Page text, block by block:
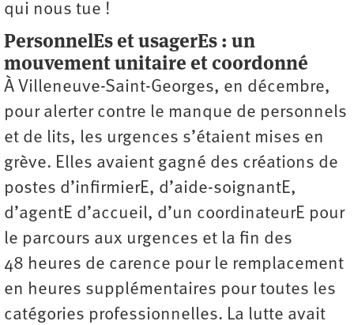
qui nous tue !
PersonnelEs et usagerEs : un
mouvement unitaire et coordonné
À Villeneuve-Saint-Georges, en décembre,
pour alerter contre le manque de personnels
et de lits, les urgences s’étaient mises en
grève. Elles avaient gagné des créations de
postes d’infirmierE, d’aide-soignantE,
d’agentE d’accueil, d’un coordinateurE pour
le parcours aux urgences et la fin des
48 heures de carence pour le remplacement
en heures supplémentaires pour toutes les
catégories professionnelles. La lutte avait